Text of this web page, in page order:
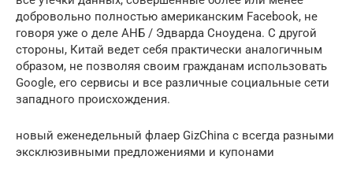
добровольно полностью американским Facebook, не
говоря уже о деле АНБ / Эдварда Сноудена. С другой
стороны, Китай ведет себя практически аналогичным
образом, не позволяя своим гражданам использовать
Google, его сервисы и все различные социальные сети
западного происхождения.
новый еженедельный флаер GizChina с всегда разными
эксклюзивными предложениями и купонами